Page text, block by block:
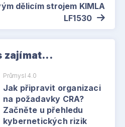
dělicím strojem KIMLA
LF1530
zajímat...
Průmysl 4.0
Jak připravit organizaci
na požadavky CRA?
Začněte u přehledu
kybernetických rizik